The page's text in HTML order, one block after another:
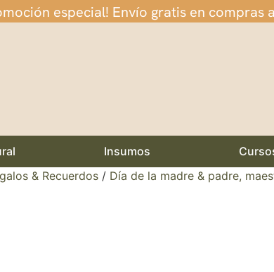
especial! Envío gratis en
Insumos
& Recuerdos / Día de la madre & padre,